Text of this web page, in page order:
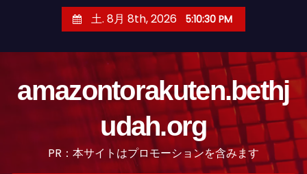
土. 8月 8th, 2026 5:10:31 PM
amazontorakuten.bethj
udah.org
PR：本サイトはプロモーションを含みます